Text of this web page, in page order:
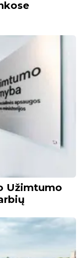
Užimtumo